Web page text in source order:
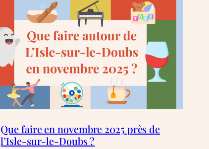
Que faire en novembre 2025 près de
l’Isle-sur-le-Doubs ?